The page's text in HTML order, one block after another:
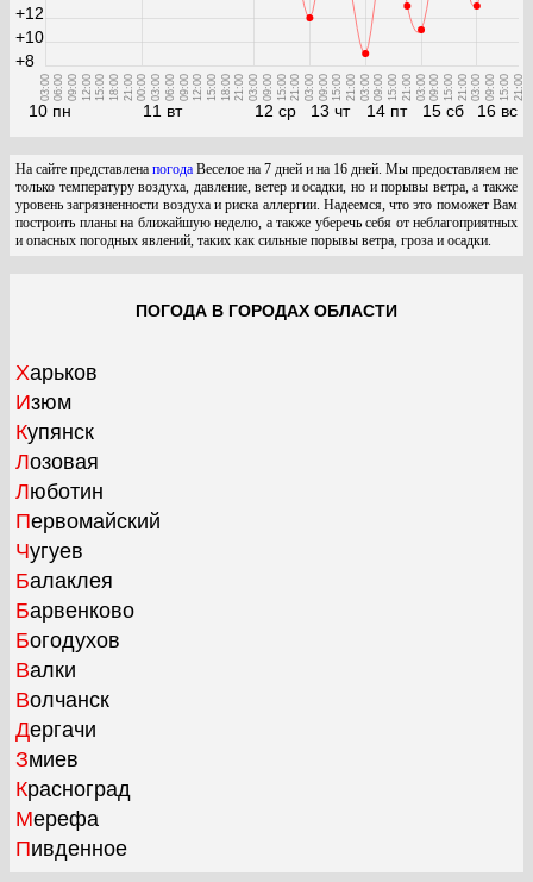
10 пн
03:0006:00 09:00 12:0015:00 18:00 21:00
11 вт
00:00 03:00 06:00 09:0012:00 15:00 18:0021:00
12 ср
03:00 09:00 15:0021:00
13 чт
03:00 09:0015:00 21:00
14 пт
03:0009:00 15:00 21:00
15 сб
03:0009:00 15:00 21:00
16 вс
03:00 09:00 15:00 21:00
+8
+10
+12
На сайте представлена погода Веселое на 7 дней и на 16 дней. Мы предоставляем не
только температуру воздуха, давление, ветер и осадки, но и порывы ветра, а также
уровень загрязненности воздуха и риска аллергии. Надеемся, что это поможет Вам
построить планы на ближайшую неделю, а также уберечь себя от неблагоприятных
и опасных погодных явлений, таких как сильные порывы ветра, гроза и осадки.
ПОГОДА В ГОРОДАХ ОБЛАСТИ
Харьков
Изюм
Купянск
Лозовая
Люботин
Первомайский
Чугуев
Балаклея
Барвенково
Богодухов
Валки
Волчанск
Дергачи
Змиев
Красноград
Мерефа
Пивденное